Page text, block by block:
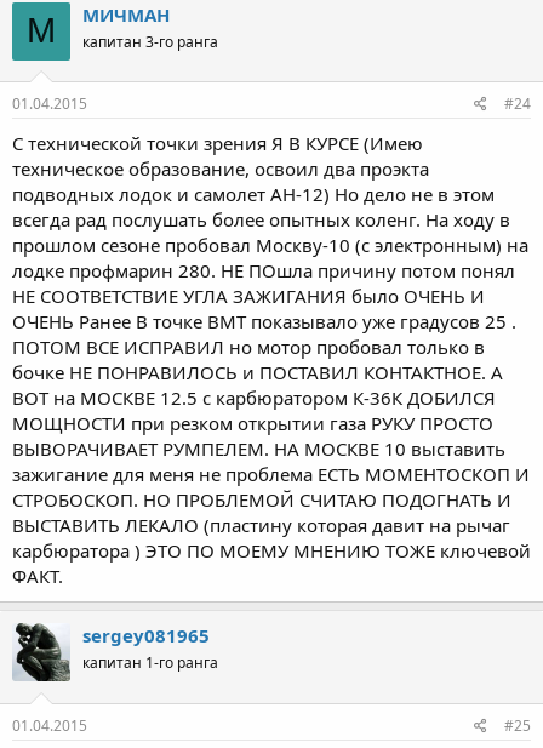
М МИЧМАН
капитан 3-го ранга
01.04.2015 #24
С технической точки зрения Я В КУРСЕ (Имею
техническое образование, освоил два проэкта
подводных лодок и самолет АН-12) Но дело не в этом
всегда рад послушать более опытных коленг. На ходу в
прошлом сезоне пробовал Москву-10 (с электронным) на
лодке профмарин 280. НЕ ПОшла причину потом понял
НЕ СООТВЕТСТВИЕ УГЛА ЗАЖИГАНИЯ было ОЧЕНЬ И
ОЧЕНЬ Ранее В точке ВМТ показывало уже градусов 25 .
ПОТОМ ВСЕ ИСПРАВИЛ но мотор пробовал только в
бочке НЕ ПОНРАВИЛОСЬ и ПОСТАВИЛ КОНТАКТНОЕ. А
ВОТ на МОСКВЕ 12.5 с карбюратором К-36К ДОБИЛСЯ
МОЩНОСТИ при резком открытии газа РУКУ ПРОСТО
ВЫВОРАЧИВАЕТ РУМПЕЛЕМ. НА МОСКВЕ 10 выставить
зажигание для меня не проблема ЕСТЬ МОМЕНТОСКОП И
СТРОБОСКОП. НО ПРОБЛЕМОЙ СЧИТАЮ ПОДОГНАТЬ И
ВЫСТАВИТЬ ЛЕКАЛО (пластину которая давит на рычаг
карбюратора ) ЭТО ПО МОЕМУ МНЕНИЮ ТОЖЕ ключевой
ФАКТ.
sergey081965
капитан 1-го ранга
01.04.2015 #25